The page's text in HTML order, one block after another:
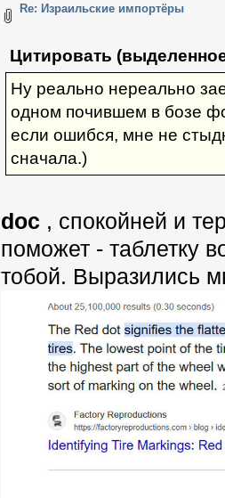
Re: Израильские импортёры
Цитировать
Ну реально нереально
одном почившем в бозе
если ошибся, мне не
сначала.)
doc , спокойней и
поможет - таблетку
тобой. Выразились